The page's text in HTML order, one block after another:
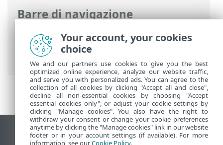
Barre di navigazione
Guida online ESET>ESET Small Business
Security >Utilizzo di ESET Small Business
Security> Aggiornamento
Visualizza sito desktop
Your account, your cookies
choice
We and our partners use cookies to give you the best
optimized online experience, analyze our website traffic,
and serve you with personalized ads. You can agree to the
collection of all cookies by clicking "Accept all and close",
decline all non-essential cookies by choosing "Accept
essential cookies only", or adjust your cookie settings by
clicking "Manage cookies". You also have the right to
withdraw your consent or change your cookie preferences
anytime by clicking the "Manage cookies" link in our website
footer or in your account settings (if available). For more
information, see ourCookie Policy.